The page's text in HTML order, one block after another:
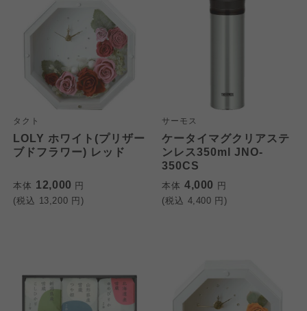
タクト
LOLY ホワイト(プリザー
ブドフラワー) レッド
本体 12,000 円
(税込 13,200 円)
サーモス
ケータイマグクリアステ
ンレス350ml JNO-
350CS
本体 4,000 円
(税込 4,400 円)